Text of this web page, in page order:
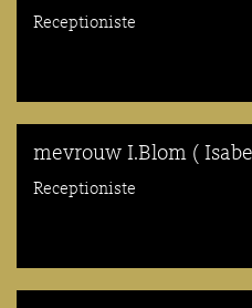
Receptioniste
mevrouw I.Blom (
Receptioniste